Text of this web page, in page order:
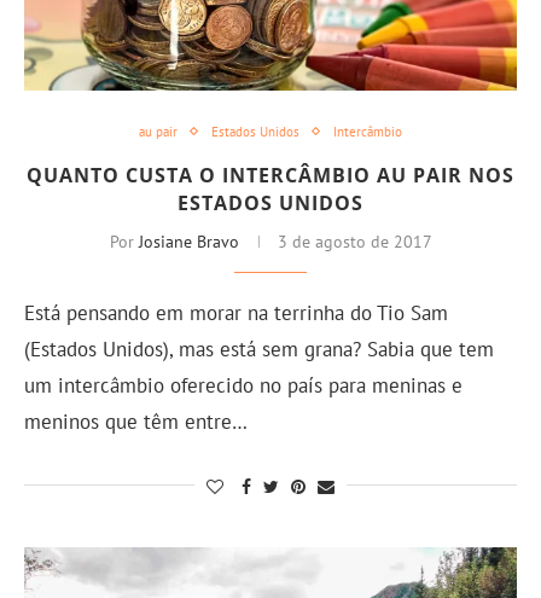
au pair Estados Unidos Intercâmbio
QUANTO CUSTA O INTERCÂMBIO AU PAIR NOS
ESTADOS UNIDOS
Por Josiane Bravo 3 de agosto de 2017
Está pensando em morar na terrinha do Tio Sam
(Estados Unidos), mas está sem grana? Sabia que tem
um intercâmbio oferecido no país para meninas e
meninos que têm entre…